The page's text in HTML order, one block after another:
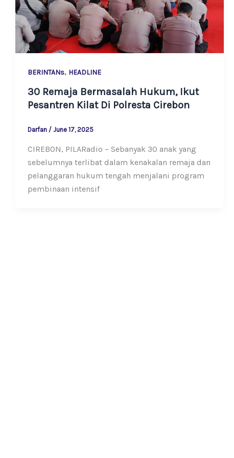
BERINTANs, HEADLINE
30 Remaja Bermasalah Hukum, Ikut
Pesantren Kilat Di Polresta Cirebon
Darfan / June 17, 2025
CIREBON, PILARadio – Sebanyak 30 anak yang
sebelumnya terlibat dalam kenakalan remaja dan
pelanggaran hukum tengah menjalani program
pembinaan intensif